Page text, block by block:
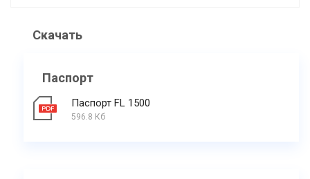
Скачать
Паспорт
Паспорт FL 1500
596.8 Кб